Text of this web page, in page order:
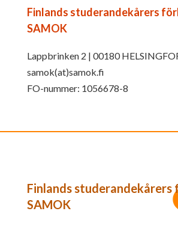
Finlands studerandekårers
SAMOK
Lappbrinken 2 | 00180
samok(at)samok.fi
FO-nummer: 1056678-8
Finlands studerandekårers
SAMOK